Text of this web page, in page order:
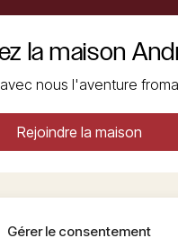
Gérer le consentement
la maison
nous l'aventure
Rejoindre la maison